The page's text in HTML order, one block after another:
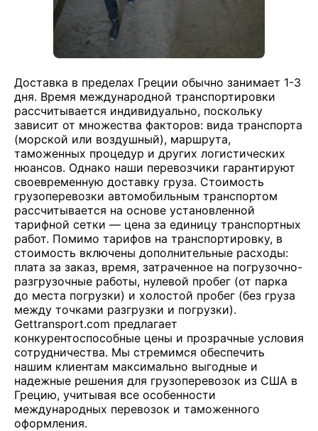
Доставка в пределах Греции обычно занимает 1-3
дня. Время международной транспортировки
рассчитывается индивидуально, поскольку
зависит от множества факторов: вида транспорта
(морской или воздушный), маршрута,
таможенных процедур и других логистических
нюансов. Однако наши перевозчики гарантируют
своевременную доставку груза. Стоимость
грузоперевозки автомобильным транспортом
рассчитывается на основе установленной
тарифной сетки — цена за единицу транспортных
работ. Помимо тарифов на транспортировку, в
стоимость включены дополнительные расходы:
плата за заказ, время, затраченное на погрузочно-
разгрузочные работы, нулевой пробег (от парка
до места погрузки) и холостой пробег (без груза
между точками разгрузки и погрузки).
Gettransport.com предлагает
конкурентоспособные цены и прозрачные условия
сотрудничества. Мы стремимся обеспечить
нашим клиентам максимально выгодные и
надежные решения для грузоперевозок из США в
Грецию, учитывая все особенности
международных перевозок и таможенного
оформления.